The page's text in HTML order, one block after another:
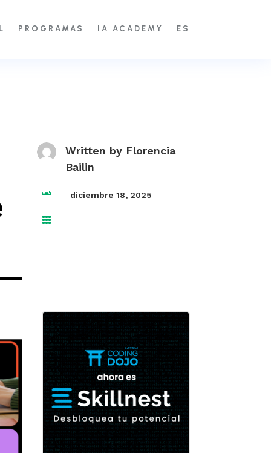
PROGRAMAS IA ACADEMY ES
Written by Florencia
Bailin
 diciembre 18, 2025
